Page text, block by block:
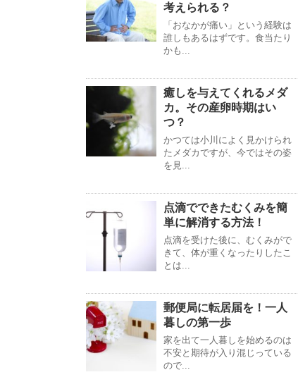
考えられる？
「おなかが痛い」という経験は
誰しもあるはずです。食当たり
かも...
癒しを与えてくれるメダ
カ。その産卵時期はい
つ？
かつては小川によく見かけられ
たメダカですが、今ではその姿
を見...
点滴でできたむくみを簡
単に解消する方法！
点滴を受けた後に、むくみがで
きて、体が重くなったりしたこ
とは...
郵便局に転居届を！一人
暮しの第一歩
家を出て一人暮しを始めるのは
不安と期待が入り混じっている
ので...